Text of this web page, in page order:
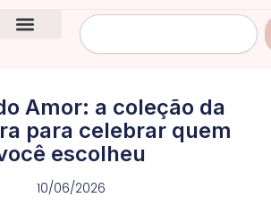
Pesquisar
Amor: a coleção da
para celebrar quem
escolheu
10/06/2026